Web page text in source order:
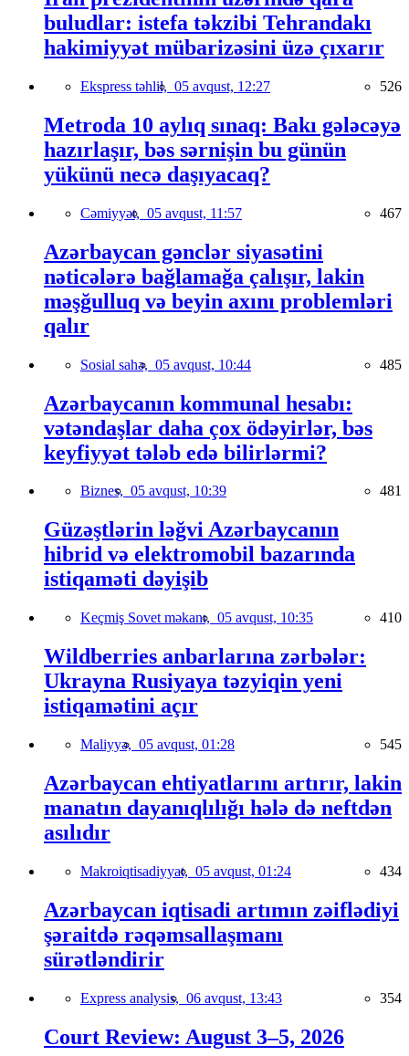
buludlar: istefa təkzibi Tehrandakı
hakimiyyət mübarizəsini üzə çıxarır
Ekspress təhlil, 05 avqust, 12:27 526
Metroda 10 aylıq sınaq: Bakı gələcəyə
hazırlaşır, bəs sərnişin bu günün
yükünü necə daşıyacaq?
Cəmiyyət, 05 avqust, 11:57 467
Azərbaycan gənclər siyasətini
nəticələrə bağlamağa çalışır, lakin
məşğulluq və beyin axını problemləri
qalır
Sosial sahə, 05 avqust, 10:44 485
Azərbaycanın kommunal hesabı:
vətəndaşlar daha çox ödəyirlər, bəs
keyfiyyət tələb edə bilirlərmi?
Biznes, 05 avqust, 10:39 481
Güzəştlərin ləğvi Azərbaycanın
hibrid və elektromobil bazarında
istiqaməti dəyişib
Keçmiş Sovet məkanı, 05 avqust, 10:35 410
Wildberries anbarlarına zərbələr:
Ukrayna Rusiyaya təzyiqin yeni
istiqamətini açır
Maliyyə, 05 avqust, 01:28 545
Azərbaycan ehtiyatlarını artırır, lakin
manatın dayanıqlılığı hələ də neftdən
asılıdır
Makroiqtisadiyyat, 05 avqust, 01:24 434
Azərbaycan iqtisadi artımın zəiflədiyi
şəraitdə rəqəmsallaşmanı
sürətləndirir
Express analysis, 06 avqust, 13:43 354
Court Review: August 3–5, 2026